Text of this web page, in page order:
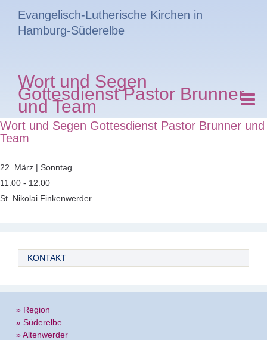
Evangelisch-Lutherische Kirchen in
Hamburg-Süderelbe
Wort und Segen
Gottesdienst Pastor Brunner
und Team
Wort und Segen Gottesdienst Pastor Brunner und
Team
22. März | Sonntag
11:00 - 12:00
St. Nikolai Finkenwerder
KONTAKT
» Region
» Süderelbe
» Altenwerder